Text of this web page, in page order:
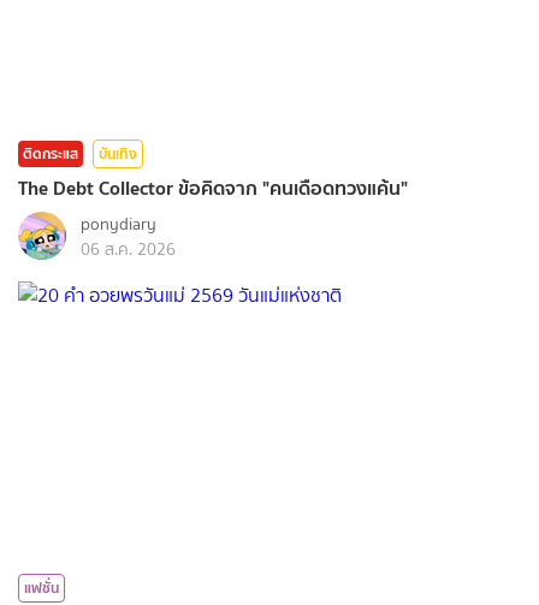
ติดกระแส บันเทิง
The Debt Collector ข้อคิดจาก "คนเดือดทวงแค้น"
ponydiary
06 ส.ค. 2026
แฟชั่น